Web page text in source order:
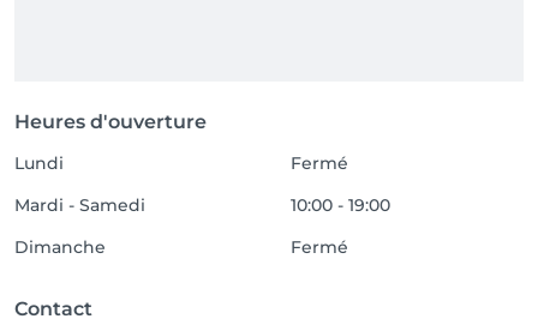
Heures d'ouverture
Lundi
Fermé
Mardi - Samedi
10:00 - 19:00
Dimanche
Fermé
Contact